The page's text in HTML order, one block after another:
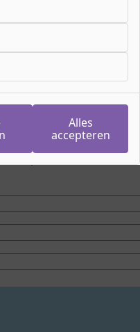
plaats meer om
Maar wees
nieuwe plaatsen
en we sturen je
Alles
accepteren